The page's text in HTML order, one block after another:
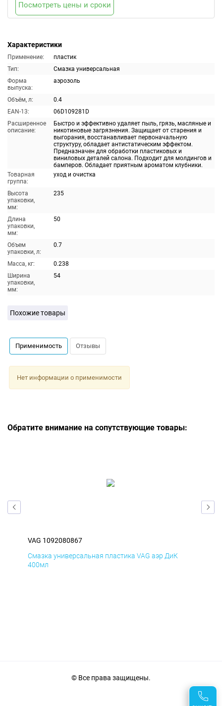
Характеристики
Применение:
пластик
Тип:
Смазка универсальная
Форма
выпуска:
аэрозоль
Объём, л:
0.4
EAN-13:
06D109281D
Расширенное
описание:
Быстро и эффективно удаляет пыль, грязь, масляные и
никотиновые загрязнения. Защищает от старения и
выгорания, восстанавливает первоначальную
структуру, обладает антистатическим эффектом.
Предназначен для обработки пластиковых и
виниловых деталей салона. Подходит для молдингов и
бамперов. Обладает приятным ароматом клубники.
Товарная
группа:
уход и очистка
Высота
упаковки,
мм:
235
Длина
упаковки,
мм:
50
Объем
упаковки, л:
0.7
Масса, кг:
0.238
Ширина
упаковки,
мм:
54
Посмотреть цены и сроки
Похожие товары
Применимость Отзывы
Нет информации о применимости
Обратите внимание на сопутствующие товары:
VAG 1092080867
Смазка универсальная пластика VAG аэр ДиК
400мл
© Все права защищены.